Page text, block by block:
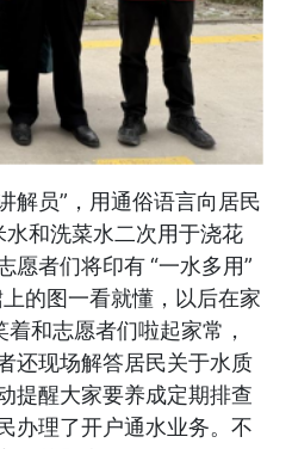
解员”，用通俗语言向居民
水和洗菜水二次用于浇花
愿者们将印有“一水多用”
上的图一看就懂，以后在家
着和志愿者们啦起家常，
还现场解答居民关于水质
提醒大家要养成定期排查
理了开户通水业务。 不